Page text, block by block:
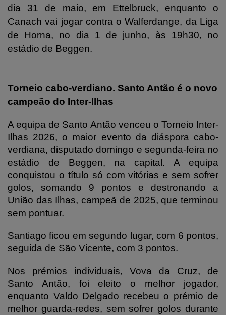
dia 31 de maio, em Ettelbruck, enquanto o
Canach vai jogar contra o Walferdange, da Liga
de Horna, no dia 1 de junho, às 19h30, no
estádio de Beggen.
Torneio cabo-verdiano. Santo Antão é o novo
campeão do Inter-Ilhas
A equipa de Santo Antão venceu o Torneio Inter-
Ilhas 2026, o maior evento da diáspora cabo-
verdiana, disputado domingo e segunda-feira no
estádio de Beggen, na capital. A equipa
conquistou o título só com vitórias e sem sofrer
golos, somando 9 pontos e destronando a
União das Ilhas, campeã de 2025, que terminou
sem pontuar.
Santiago ficou em segundo lugar, com 6 pontos,
seguida de São Vicente, com 3 pontos.
Nos prémios individuais, Vova da Cruz, de
Santo Antão, foi eleito o melhor jogador,
enquanto Valdo Delgado recebeu o prémio de
melhor guarda-redes, sem sofrer golos durante